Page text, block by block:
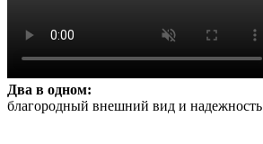
Два в одном:
благородный внешний вид и надежность